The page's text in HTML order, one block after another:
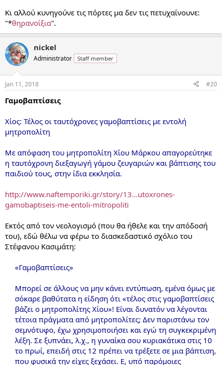
Κι αλλού κυνηγούνε τις πόρτες μα δεν τις πετυχαίνουνε:
"*θηρανοίξια".
nickel
Administrator Staff member
Jan 11, 2018 #20
Γαμοβαπτίσεις
Χίος: Τέλος οι ταυτόχρονες γαμοβαπτίσεις με εντολή
μητροπολίτη
Με απόφαση του μητροπολίτη Χίου Μάρκου απαγορεύτηκε
η ταυτόχρονη διεξαγωγή γάμου ζευγαριών και βάπτισης του
παιδιού τους, στην ίδια εκκλησία.
http://www.naftemporiki.gr/story/13...utoxrones-
gamobaptiseis-me-entoli-mitropoliti
Εκτός από τον νεολογισμό (που θα ήθελε και την απόδοσή
του), εδώ θέλω να φέρω το διασκεδαστικό σχόλιο του
Στέφανου Κασιμάτη:
«Γαμοβαπτίσεις»
Μπορεί σε άλλους να μην κάνει εντύπωση, εμένα όμως με
σόκαρε βαθύτατα η είδηση ότι «τέλος στις γαμοβαπτίσεις
βάζει ο μητροπολίτης Χίου»! Είναι δυνατόν να λέγονται
τέτοια πράγματα από μητροπολίτες; Δεν παριστάνω τον
σεμνότυφο, έχω χρησιμοποιήσει και εγώ τη συγκεκριμένη
λέξη. Σε ξυπνάει, λ.χ., η γυναίκα σου κυριακάτικα στις 10
το πρωί, επειδή στις 12 πρέπει να τρέξετε σε μια βάπτιση,
που φυσικά την είχες ξεχάσει. Ε, υπό παρόμοιες